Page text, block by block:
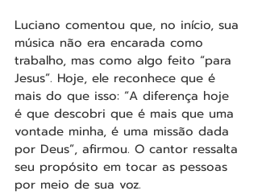
Luciano comentou que, no início, sua
música não era encarada como
trabalho, mas como algo feito “para
Jesus”. Hoje, ele reconhece que é
mais do que isso: “A diferença hoje
é que descobri que é mais que uma
vontade minha, é uma missão dada
por Deus”, afirmou. O cantor ressalta
seu propósito em tocar as pessoas
por meio de sua voz.